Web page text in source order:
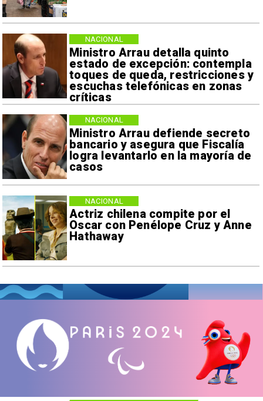
Ministro Arrau detalla quinto
estado de excepción: contempla
toques de queda, restricciones y
escuchas telefónicas en zonas
críticas
NACIONAL
Ministro Arrau defiende secreto
bancario y asegura que Fiscalía
logra levantarlo en la mayoría de
casos
NACIONAL
Actriz chilena compite por el
Oscar con Penélope Cruz y Anne
Hathaway
NACIONAL